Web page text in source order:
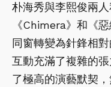
朴海秀與李熙俊兩
《Chimera》和《
同窗轉變為針鋒相
互動充滿了複雜的
了極高的演藝默契